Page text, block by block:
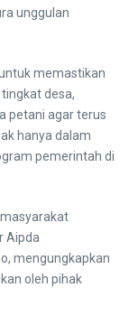
unggulan
memastikan
desa,
petani agar terus
hanya dalam
pemerintah di
Aipda
mengungkapkan
oleh pihak